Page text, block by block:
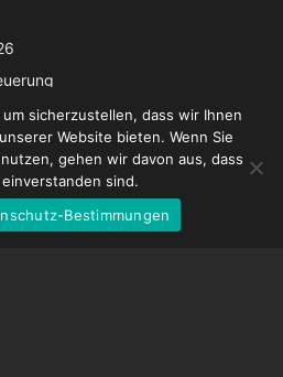
sicherzustellen, dass wir Ihnen
Website bieten. Wenn Sie
gehen wir davon aus, dass
einverstanden sind.
BestimmungenGerman
Spanish
French